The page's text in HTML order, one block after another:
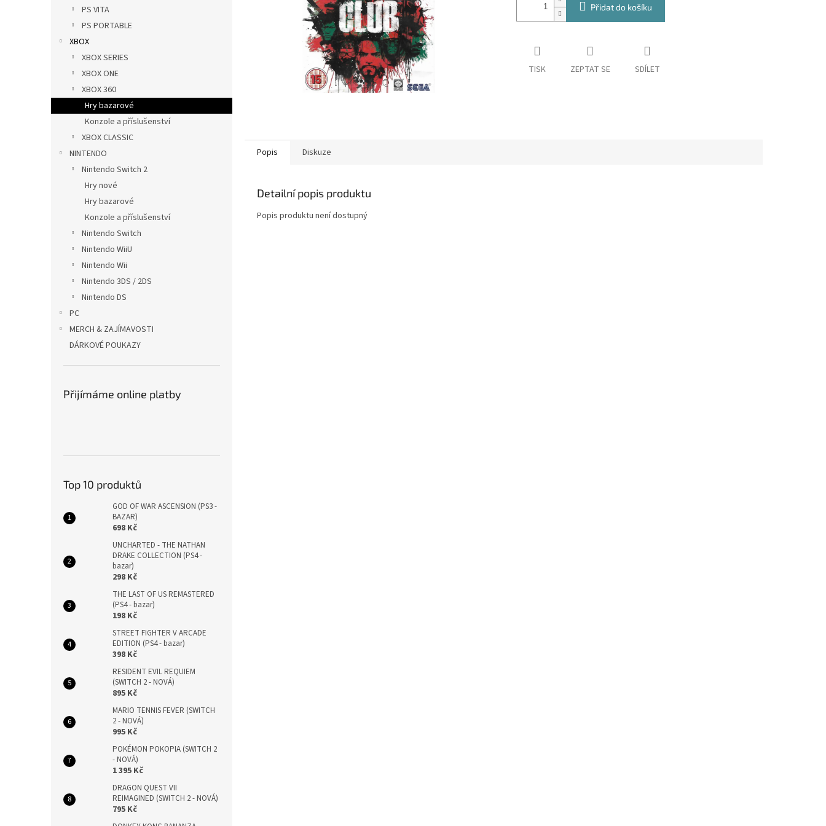
PS VITA
PS PORTABLE
XBOX
XBOX SERIES
XBOX ONE
XBOX 360
Hry bazarové
Konzole a příslušenství
XBOX CLASSIC
NINTENDO
Nintendo Switch 2
Hry nové
Hry bazarové
Konzole a příslušenství
Nintendo Switch
Nintendo WiiU
Nintendo Wii
Nintendo 3DS / 2DS
Nintendo DS
PC
MERCH & ZAJÍMAVOSTI
DÁRKOVÉ POUKAZY
Přijímáme online platby
Top 10 produktů
GOD OF WAR ASCENSION (PS3 -
BAZAR)
698 Kč
UNCHARTED - THE NATHAN
DRAKE COLLECTION (PS4 -
bazar)
298 Kč
THE LAST OF US REMASTERED
(PS4 - bazar)
198 Kč
STREET FIGHTER V ARCADE
EDITION (PS4 - bazar)
398 Kč
RESIDENT EVIL REQUIEM
(SWITCH 2 - NOVÁ)
895 Kč
MARIO TENNIS FEVER (SWITCH
2 - NOVÁ)
995 Kč
POKÉMON POKOPIA (SWITCH 2
- NOVÁ)
1 395 Kč
DRAGON QUEST VII
REIMAGINED (SWITCH 2 - NOVÁ)
795 Kč
Přidat do košíku
TISK ZEPTAT SE SDÍLET
Popis Diskuze
Detailní popis produktu
Popis produktu není dostupný